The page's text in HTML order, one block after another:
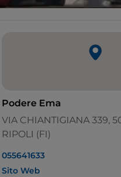
Podere Ema
VIA CHIANTIGIANA 339,
RIPOLI (FI)
055641633
Sito Web